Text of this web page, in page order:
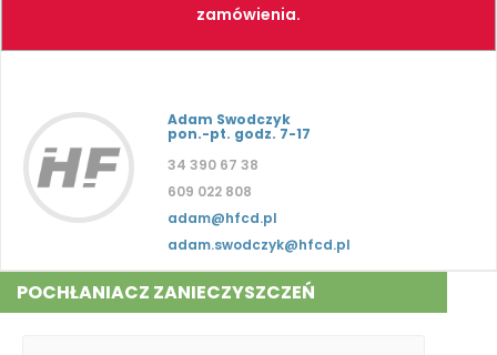
zamówienia.
Adam Swodczyk
pon.-pt. godz. 7-17
34 390 67 38
609 022 808
adam@hfcd.pl
adam.swodczyk@hfcd.pl
POCHŁANIACZ ZANIECZYSZCZEŃ